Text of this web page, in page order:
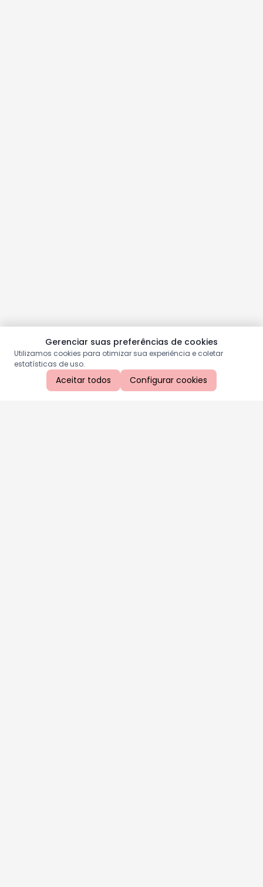
Gerenciar suas preferências de cookies
Utilizamos cookies para otimizar sua experiência e coletar
estatísticas de uso.
Aceitar todos Configurar cookies